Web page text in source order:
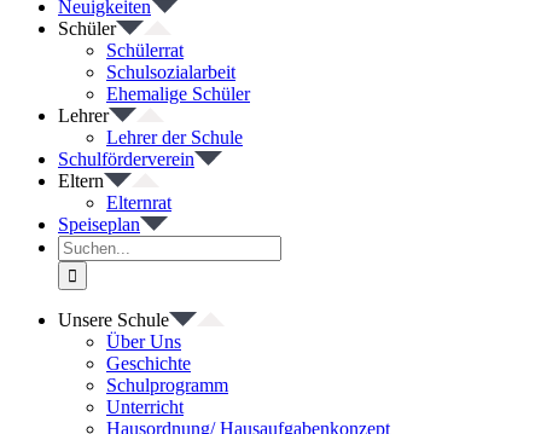
Neuigkeiten
Schüler
Schülerrat
Schulsozialarbeit
Ehemalige Schüler
Lehrer
Lehrer der Schule
Schulförderverein
Eltern
Elternrat
Speiseplan
Suche
nach:
Unsere Schule
Über Uns
Geschichte
Schulprogramm
Unterricht
Hausordnung/ Hausaufgabenkonzept